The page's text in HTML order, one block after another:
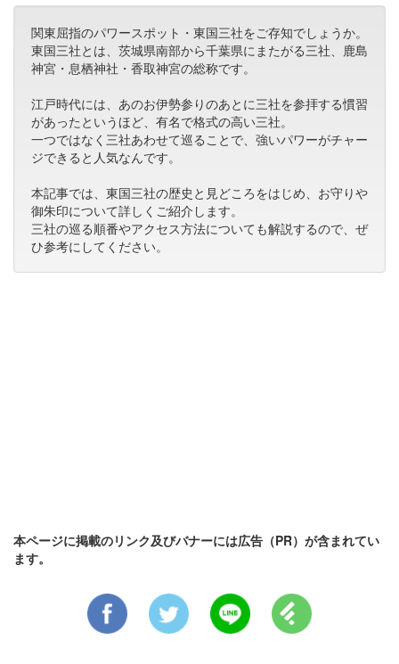
関東屈指のパワースポット・東国三社をご存知でしょうか。
東国三社とは、茨城県南部から千葉県にまたがる三社、鹿島
神宮・息栖神社・香取神宮の総称です。
江戸時代には、あのお伊勢参りのあとに三社を参拝する慣習
があったというほど、有名で格式の高い三社。
一つではなく三社あわせて巡ることで、強いパワーがチャー
ジできると人気なんです。
本記事では、東国三社の歴史と見どころをはじめ、お守りや
御朱印について詳しくご紹介します。
三社の巡る順番やアクセス方法についても解説するので、ぜ
ひ参考にしてください。
本ページに掲載のリンク及びバナーには広告（PR）が含まれてい
ます。